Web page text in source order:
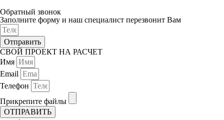
Обратный звонок
Заполните форму и наш специалист перезвонит Вам
Отправить
СВОЙ ПРОЕКТ НА РАСЧЕТ
Имя
Email
Телефон
Прикрепите файлы
ОТПРАВИТЬ